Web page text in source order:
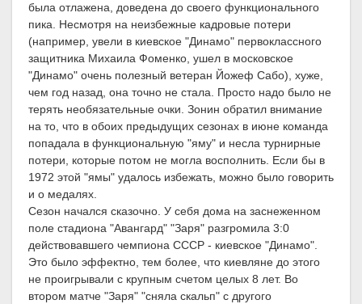
была отлажена, доведена до своего функционального
пика. Несмотря на неизбежные кадровые потери
(например, увели в киевское "Динамо" первоклассного
защитника Михаила Фоменко, ушел в московское
"Динамо" очень полезный ветеран Йожеф Сабо), хуже,
чем год назад, она точно не стала. Просто надо было не
терять необязательные очки. Зонин обратил внимание
на то, что в обоих предыдущих сезонах в июне команда
попадала в функциональную "яму" и несла турнирные
потери, которые потом не могла восполнить. Если бы в
1972 этой "ямы" удалось избежать, можно было говорить
и о медалях.
Сезон начался сказочно. У себя дома на заснеженном
поле стадиона "Авангард" "Заря" разгромила 3:0
действовавшего чемпиона СССР - киевское "Динамо".
Это было эффектно, тем более, что киевляне до этого
не проигрывали с крупным счетом целых 8 лет. Во
втором матче "Заря" "сняла скальп" с другого